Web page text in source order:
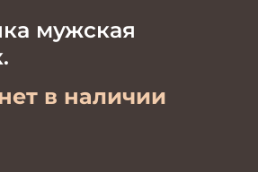
мужская
в наличии